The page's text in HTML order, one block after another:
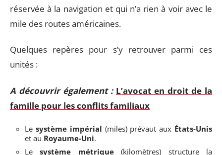
réservée à la navigation et qui n’a rien à voir avec le
mile des routes américaines.
Quelques repères pour s’y retrouver parmi ces
unités :
A découvrir également : L’avocat en droit de la
famille pour les conflits familiaux
Le système impérial (miles) prévaut aux États-Unis
et au Royaume-Uni.
Lesystème métrique(kilomètres) structure la